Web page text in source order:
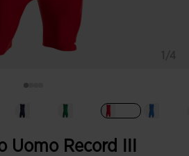
Uomo Record III